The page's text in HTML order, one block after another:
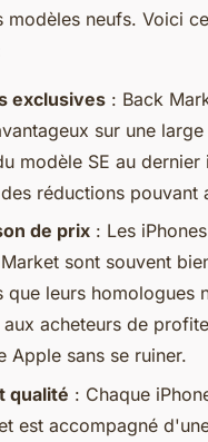
modèles neufs. Voici
exclusives : Back
sur une
modèle SE au dernier
réductions pouvant
de prix : Les
sont souvent
que leurs homologues
acheteurs de
Apple sans se ruiner.
qualité : Chaque
est accompagné